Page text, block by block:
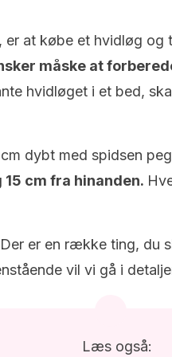
er at købe et hvidløg og
måske at
hvidløget i et bed,
dybt med spidsen
cm fra hinanden.
er en række ting, du
vil vi gå i
Læs også: